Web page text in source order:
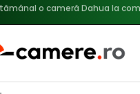
pana la 25% doar in luna